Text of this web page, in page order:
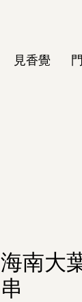
見香覺
海南大
串